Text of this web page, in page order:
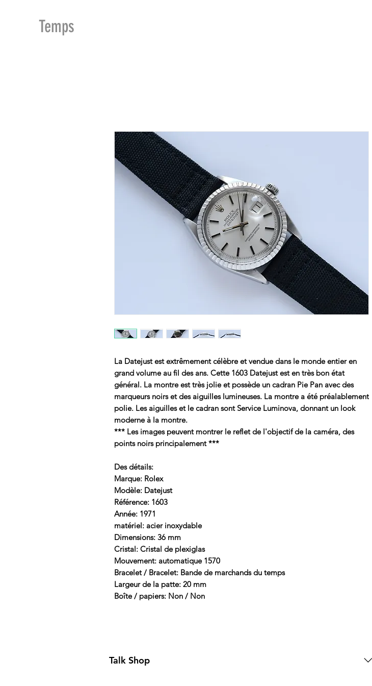
Temps
La Datejust est extrêmement célèbre et vendue dans le monde entier en
grand volume au fil des ans. Cette 1603 Datejust est en très bon état
général. La montre est très jolie et possède un cadran Pie Pan avec des
marqueurs noirs et des aiguilles lumineuses. La montre a été préalablement
polie. Les aiguilles et le cadran sont Service Luminova, donnant un look
moderne à la montre.
*** Les images peuvent montrer le reflet de l'objectif de la caméra, des
points noirs principalement ***
Des détails:
Marque: Rolex
Modèle: Datejust
Référence: 1603
Année: 1971
matériel: acier inoxydable
Dimensions: 36 mm
Cristal: Cristal de plexiglas
Mouvement: automatique 1570
Bracelet / Bracelet: Bande de marchands du temps
Largeur de la patte: 20 mm
Boîte / papiers: Non / Non
Talk Shop